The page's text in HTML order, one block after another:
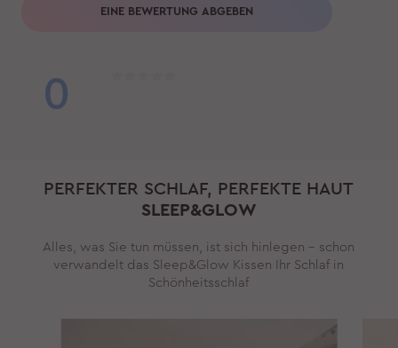
EINE BEWERTUNG ABGEBEN
0
PERFEKTER SCHLAF, PERFEKTE HAUT
SLEEP&GLOW
Alles, was Sie tun müssen, ist sich hinlegen – schon
verwandelt das Sleep&Glow Kissen Ihr Schlaf in
Schönheitsschlaf